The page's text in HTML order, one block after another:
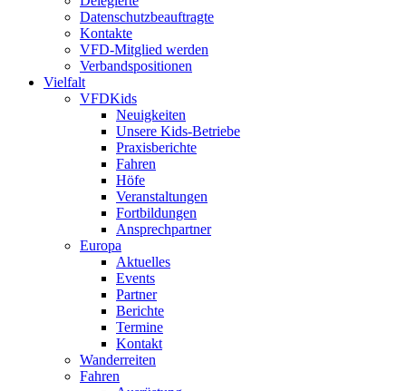
Datenschutzbeauftragte
Kontakte
VFD-Mitglied werden
Verbandspositionen
Vielfalt
VFDKids
Neuigkeiten
Unsere Kids-Betriebe
Praxisberichte
Fahren
Höfe
Veranstaltungen
Fortbildungen
Ansprechpartner
Europa
Aktuelles
Events
Partner
Berichte
Termine
Kontakt
Wanderreiten
Fahren